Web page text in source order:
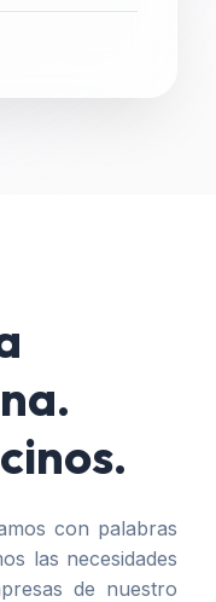
con palabras
las necesidades
de nuestro